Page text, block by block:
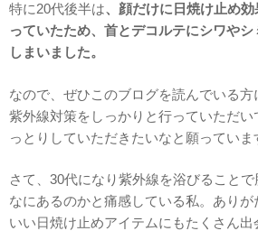
特に20代後半は、顔だけに日焼け止め
っていたため、首とデコルテにシワや
しまいました。
なので、ぜひこのブログを読んでいる
紫外線対策をしっかりと行っていただい
っとりしていただきたいなと願っていま
さて、30代になり紫外線を浴びること
なにあるのかと痛感している私。あり
いい日焼け止めアイテムにもたくさん